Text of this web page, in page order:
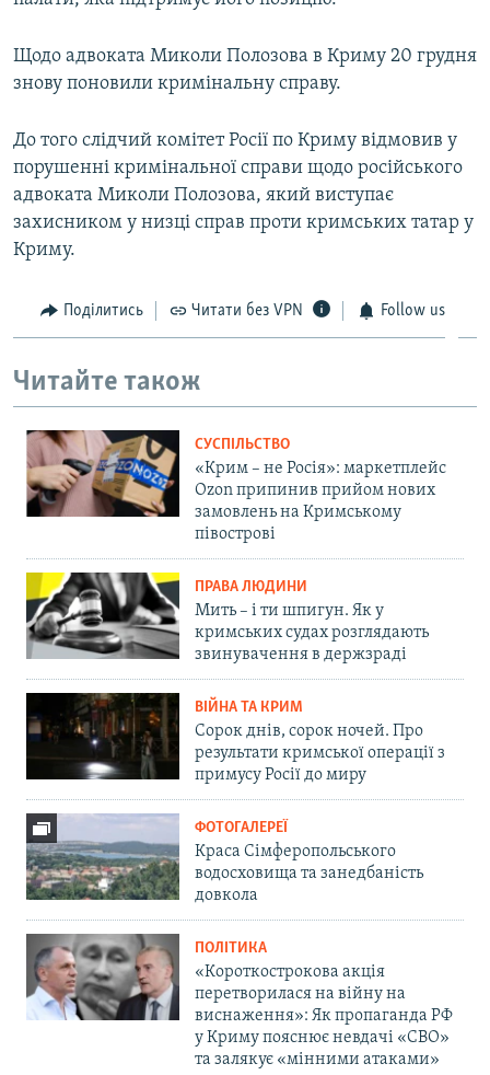
Щодо адвоката Миколи Полозова в Криму 20 грудня
знову поновили кримінальну справу.
До того слідчий комітет Росії по Криму відмовив у
порушенні кримінальної справи щодо російського
адвоката Миколи Полозова, який виступає
захисником у низці справ проти кримських татар у
Криму.
Поділитись Читати без VPN Follow us
Читайте також
СУСПІЛЬСТВО
«Крим – не Росія»: маркетплейс
Ozon припинив прийом нових
замовлень на Кримському
півострові
ПРАВА ЛЮДИНИ
Мить – і ти шпигун. Як у
кримських судах розглядають
звинувачення в держзраді
ВІЙНА ТА КРИМ
Сорок днів, сорок ночей. Про
результати кримської операції з
примусу Росії до миру
ФОТОГАЛЕРЕЇ
Краса Сімферопольського
водосховища та занедбаність
довкола
ПОЛІТИКА
«Короткострокова акція
перетворилася на війну на
виснаження»: Як пропаганда РФ
у Криму пояснює невдачі «СВО»
та залякує «мінними атаками»